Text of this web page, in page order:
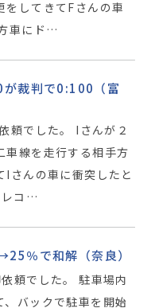
をしてきてFさんの車
車にド…
が裁判で0:100（富
頼でした。 Iさんが２
車線を走行する相手方
さんの車に衝突したと
レコ…
％で和解（奈良）
頼でした。 駐車場内
バックで駐車を開始